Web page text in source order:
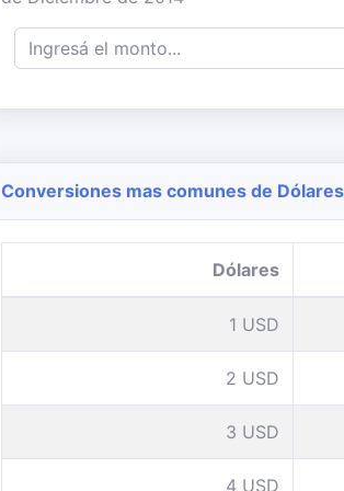
Conversiones mas comunes de
Dólares
1 USD
2 USD
3 USD
4 USD